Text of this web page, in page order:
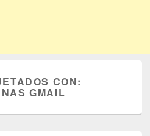
CON:
GMAIL